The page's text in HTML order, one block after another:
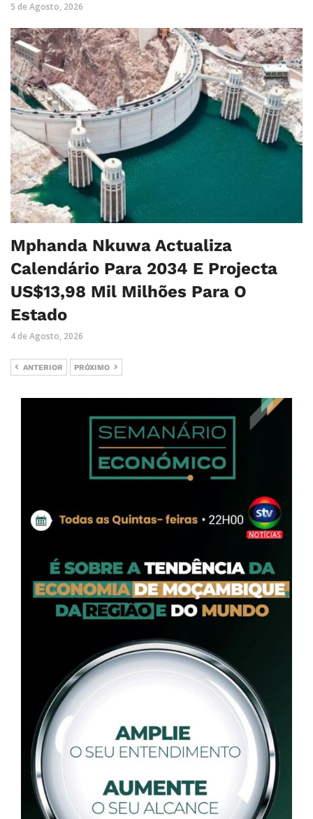
5 de Agosto, 2026
Mphanda Nkuwa Actualiza
Calendário Para 2034 E Projecta
US$13,98 Mil Milhões Para O
Estado
4 de Agosto, 2026
ANTERIOR PRÓXIMO